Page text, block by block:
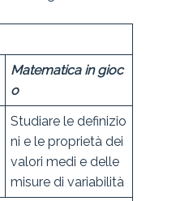
Matematica in gioc
o
Studiare le definizio
ni e le proprietà dei
valori medi e delle
misure di variabilità